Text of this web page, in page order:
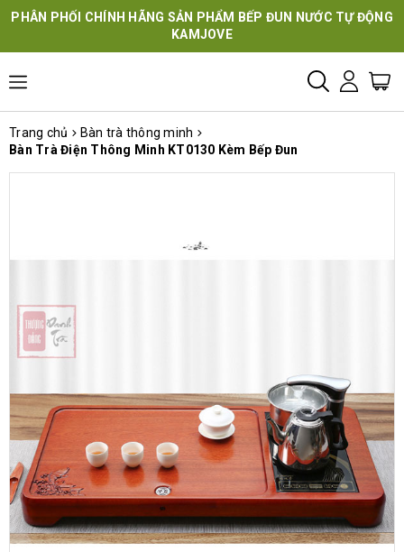
PHÂN PHỐI CHÍNH HÃNG SẢN PHẨM BẾP ĐUN NƯỚC TỰ ĐỘNG
KAMJOVE
Trang chủ
Bàn trà thông minh
Bàn Trà Điện Thông Minh KT0130 Kèm Bếp Đun